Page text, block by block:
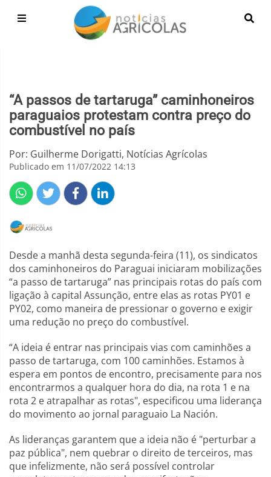
“A passos de tartaruga” caminhoneiros
paraguaios protestam contra preço do
combustível no país
Por: Guilherme Dorigatti, Notícias Agrícolas
Publicado em 11/07/2022 14:13
Desde a manhã desta segunda-feira (11), os sindicatos
dos caminhoneiros do Paraguai iniciaram mobilizações
“a passo de tartaruga” nas principais rotas do país com
ligação à capital Assunção, entre elas as rotas PY01 e
PY02, como maneira de pressionar o governo e exigir
uma redução no preço do combustível.
“A ideia é entrar nas principais vias com caminhões a
passo de tartaruga, com 100 caminhões. Estamos à
espera em pontos de encontro, precisamente para nos
encontrarmos a qualquer hora do dia, na rota 1 e na
rota 2 e atrapalhar as rotas", especificou uma liderança
do movimento ao jornal paraguaio La Nación.
As lideranças garantem que a ideia não é "perturbar a
paz pública", nem quebrar o direito de terceiros, mas
que infelizmente, não será possível controlar